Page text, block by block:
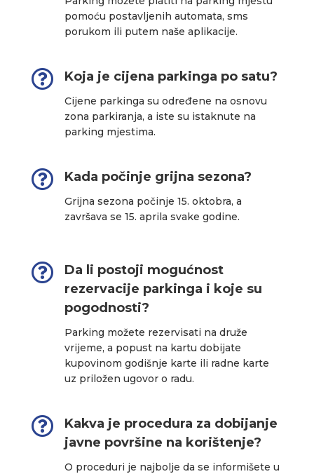
pomoću postavljenih automata, sms
porukom ili putem naše aplikacije.
 Koja je cijena parkinga po satu?
Cijene parkinga su određene na osnovu
zona parkiranja, a iste su istaknute na
parking mjestima.
 Kada počinje grijna sezona?
Grijna sezona počinje 15. oktobra, a
završava se 15. aprila svake godine.

Da li postoji mogućnost
rezervacije parkinga i koje su
pogodnosti?
Parking možete rezervisati na druže
vrijeme, a popust na kartu dobijate
kupovinom godišnje karte ili radne karte
uz priložen ugovor o radu.

Kakva je procedura za dobijanje
javne površine na korištenje?
O proceduri je najbolje da se informišete u